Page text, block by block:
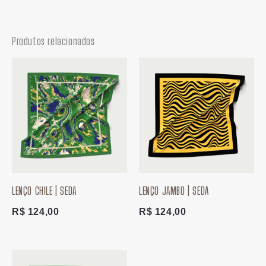
Produtos relacionados
LENÇO CHILE | SEDA
R$ 124,00
LENÇO JAMBO | SEDA
R$ 124,00